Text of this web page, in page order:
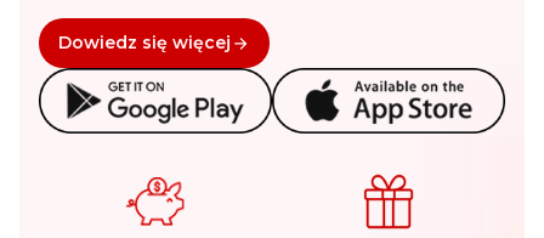
Dowiedz się więcej